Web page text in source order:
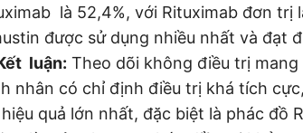
là 52,4%, với Rituximab đơn trị
được sử dụng nhiều nhất và đạt
luận: Theo dõi không điều trị
nhân có chỉ định điều trị khá tích
quả lớn nhất, đặc biệt là phác đồ